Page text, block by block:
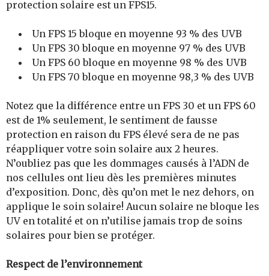
protection solaire est un FPS15.
Un FPS 15 bloque en moyenne 93 % des UVB
Un FPS 30 bloque en moyenne 97 % des UVB
Un FPS 60 bloque en moyenne 98 % des UVB
Un FPS 70 bloque en moyenne 98,3 % des UVB
Notez que la différence entre un FPS 30 et un FPS 60
est de 1% seulement, le sentiment de fausse
protection en raison du FPS élevé sera de ne pas
réappliquer votre soin solaire aux 2 heures.
N’oubliez pas que les dommages causés à l’ADN de
nos cellules ont lieu dès les premières minutes
d’exposition. Donc, dès qu’on met le nez dehors, on
applique le soin solaire! Aucun solaire ne bloque les
UV en totalité et on n’utilise jamais trop de soins
solaires pour bien se protéger.
Respect de l’environnement